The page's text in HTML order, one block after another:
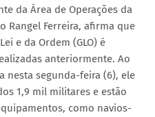
da Área de Operações da
Rangel Ferreira, afirma que
e da Ordem (GLO) é
anteriormente. Ao
nesta segunda-feira (6), ele
1,9 mil militares e estão
como navios-